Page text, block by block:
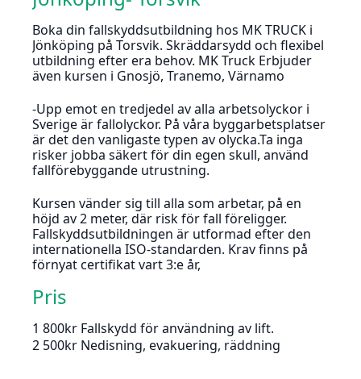
Boka din fallskyddsutbildning hos MK TRUCK i
Jönköping på Torsvik. Skräddarsydd och flexibel
utbildning efter era behov. MK Truck Erbjuder
även kursen i Gnosjö, Tranemo, Värnamo
-Upp emot en tredjedel av alla arbetsolyckor i
Sverige är fallolyckor. På våra byggarbetsplatser
är det den vanligaste typen av olycka.Ta inga
risker jobba säkert för din egen skull, använd
fallförebyggande utrustning.
Kursen vänder sig till alla som arbetar, på en
höjd av 2 meter, där risk för fall föreligger.
Fallskyddsutbildningen är utformad efter den
internationella ISO-standarden. Krav finns på
förnyat certifikat vart 3:e år,
Pris
1 800kr Fallskydd för användning av lift.
2 500kr Nedisning, evakuering, räddning